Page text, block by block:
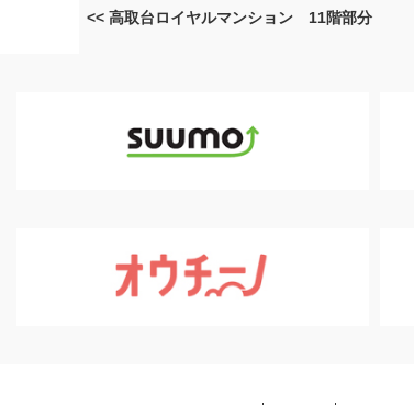
<< 高取台ロイヤルマンション 11階部分